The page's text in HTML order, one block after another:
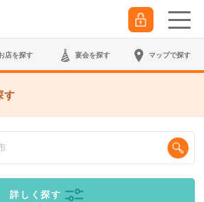
店を探す 宴会を探す マップで探す
す
詳しく探す